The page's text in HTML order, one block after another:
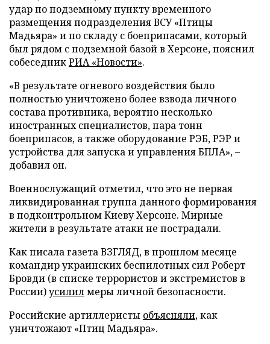
удар по подземному пункту временного
размещения подразделения ВСУ «Птицы
Мадьяра» и по складу с боеприпасами, который
был рядом с подземной базой в Херсоне, пояснил
собеседникРИА «Новости».
«В результате огневого воздействия было
полностью уничтожено более взвода личного
состава противника, вероятно несколько
иностранных специалистов, пара тонн
боеприпасов, а также оборудование РЭБ, РЭР и
устройства для запуска и управления БПЛА», –
добавил он.
Военнослужащий отметил, что это не первая
ликвидированная группа данного формирования
в подконтрольном Киеву Херсоне. Мирные
жители в результате атаки не пострадали.
Как писала газета ВЗГЛЯД, в прошлом месяце
командир украинских беспилотных сил Роберт
Бровди (в списке террористов и экстремистов в
России)усилилмеры личной безопасности.
Российские артиллеристы объясняли, как
уничтожают «Птиц Мадьяра».